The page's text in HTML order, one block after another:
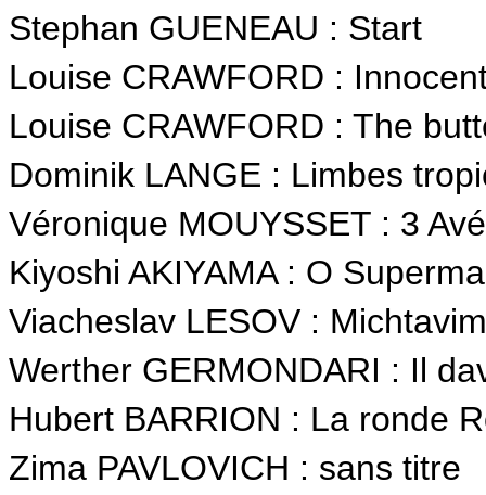
Stephan GUENEAU : Start
Louise CRAWFORD :
Louise CRAWFORD : The
Dominik LANGE : Limbes
Véronique MOUYSSET : 3
Kiyoshi AKIYAMA : O
Viacheslav LESOV : Michtavim
Werther GERMONDARI : Il
Hubert BARRION : La ronde
Zima PAVLOVICH : sans titre